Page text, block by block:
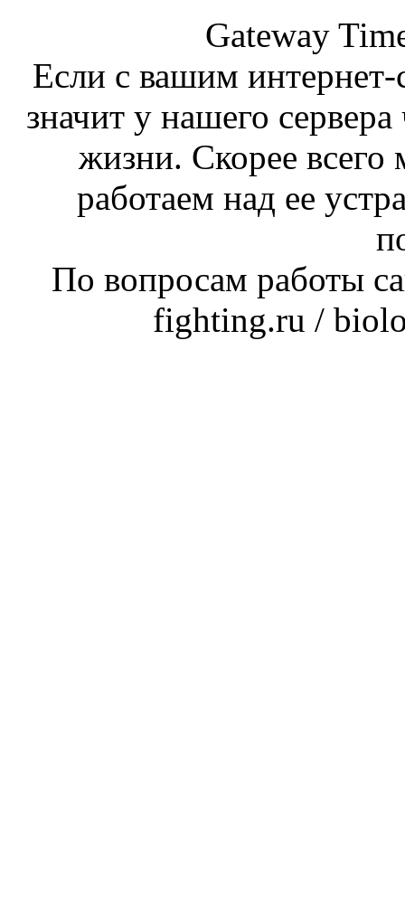
Gateway
Если с вашим интернет-
значит у нашего
жизни. Скорее
работаем над ее
По вопросам работы
fighting.ru /